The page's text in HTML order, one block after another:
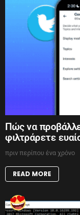
Πώς να
φιλτράρετε
πριν περίπου ένα χρόνο
READ MORE